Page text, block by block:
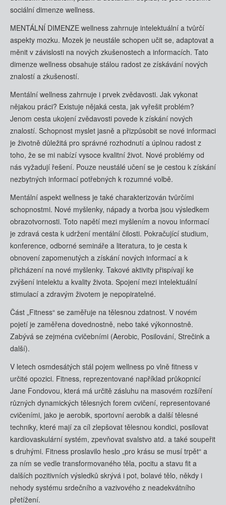
sociální dimenze wellness.
MENTÁLNÍ DIMENZE wellness zahrnuje intelektuální a tvůrčí
aspekty mozku. Mozek je neustále schopen učit se, adaptovat a
měnit v závislosti na nových zkušenostech a informacích. Tato
dimenze wellness obsahuje stálou radost ze získávání nových
znalostí a zkušeností.
Mentální wellness zahrnuje i prvek zvědavosti. Jak vykonat
nějakou práci? Existuje nějaká cesta, jak vyřešit problém?
Jenom cesta ukojení zvědavosti povede k získání nových
znalostí. Schopnost myslet jasně a přizpůsobit se nové informaci
je životně důležitá pro správné rozhodnutí a úplnou radost z
toho, že se mi nabízí vysoce kvalitní život. Nové problémy od
nás vyžadují řešení. Pouze neustálé učení se je cestou k získání
nezbytných informací potřebných k rozumné volbě.
Mentální aspekt wellness je také charakterizován tvůrčími
schopnostmi. Nové myšlenky, nápady a tvorba jsou výsledkem
obrazotvornosti. Toto napětí mezi myšlením a novou informací
je zdravá cesta k udržení mentální čilosti. Pokračující studium,
konference, odborné semináře a literatura, to je cesta k
obnovení zapomenutých a získání nových informací a k
přicházení na nové myšlenky. Takové aktivity přispívají ke
zvýšení intelektu a kvality života. Spojení mezi intelektuální
stimulací a zdravým životem je nepopiratelné.
Část „Fitness“ se zaměřuje na tělesnou zdatnost. V novém
pojetí je zaměřena dovednostně, nebo také výkonnostně.
Zabývá se zejména cvičebními (Aerobic, Posilování, Strečink a
další).
V letech osmdesátých stál pojem wellness po vlně fitness v
určité opozici. Fitness, reprezentované například průkopnicí
Jane Fondovou, která má určitě zásluhu na masovém rozšíření
různých dynamických tělesných forem cvičení, representované
cvičeními, jako je aerobik, sportovní aerobik a další tělesné
techniky, které mají za cíl zlepšovat tělesnou kondici, posilovat
kardiovaskulární systém, zpevňovat svalstvo atd. a také soupeřit
s druhými. Fitness proslavilo heslo „pro krásu se musí trpět“ a
za ním se vedle transformovaného těla, pocitu a stavu fit a
dalších pozitivních výsledků skrývá i pot, bolavé tělo, někdy i
nehody systému srdečního a vazivového z neadekvátního
přetížení.